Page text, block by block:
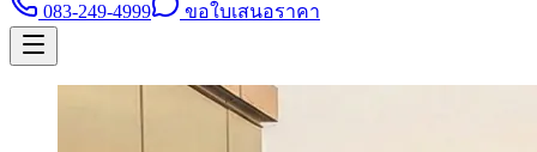
083-249-4999
ขอใบเสนอราคา